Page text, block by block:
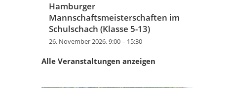
Hamburger
Mannschaftsmeisterschaften im
Schulschach (Klasse 5-13)
26. November 2026, 9:00– 15:30
Alle Veranstaltungen anzeigen